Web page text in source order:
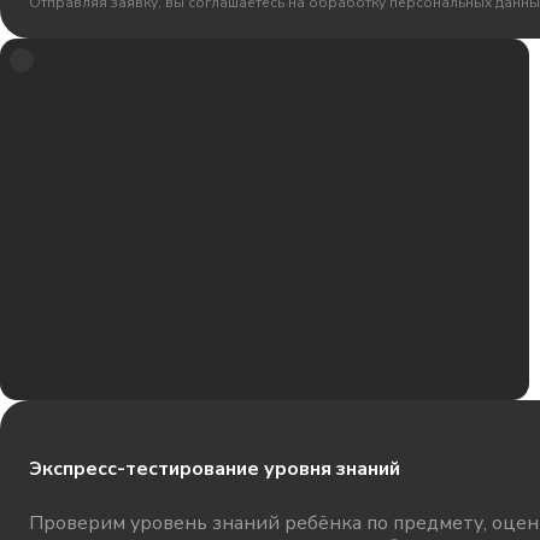
Экспресс-тестирование уровня знаний
Проверим уровень знаний ребёнка по предмету,